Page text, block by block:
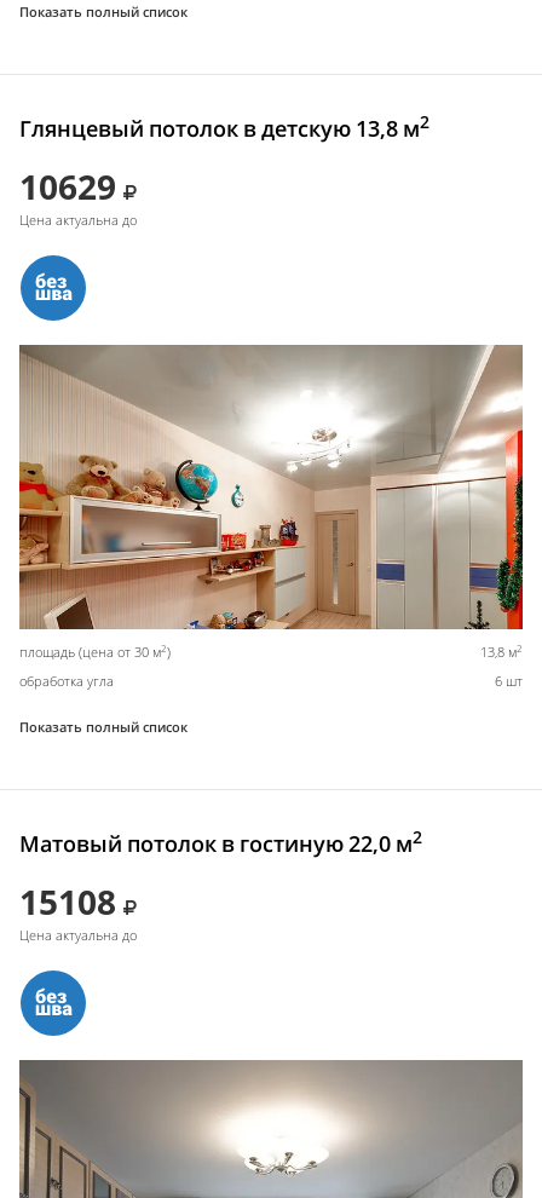
Показать полный список
Глянцевый потолок в детскую 13,8 м2
10629
Цена актуальна до
площадь (цена от 30 м2) 13,8 м2
обработка угла 6 шт
Показать полный список
Матовый потолок в гостиную 22,0 м2
15108
Цена актуальна до